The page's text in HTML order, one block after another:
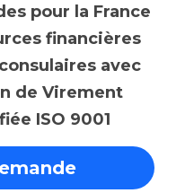
pour la France
financières
avec
de Virement
ISO 9001